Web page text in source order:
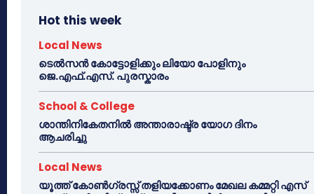
Hot this week
Local News
ടെൽസൻ കോട്ടോളിക്കും ലിയോ പോളിനും
ജെ.എഫ്.എസ്. പുരസ്കാരം
School & College
ശാന്തിനികേതനിൽ അന്താരാഷ്ട്ര യോഗ ദിനം
ആചരിച്ചു
Local News
യൂത്ത് കോൺഗ്രസ്സ് തളിയക്കോണം മേഖല കമ്മറ്റി എസ്